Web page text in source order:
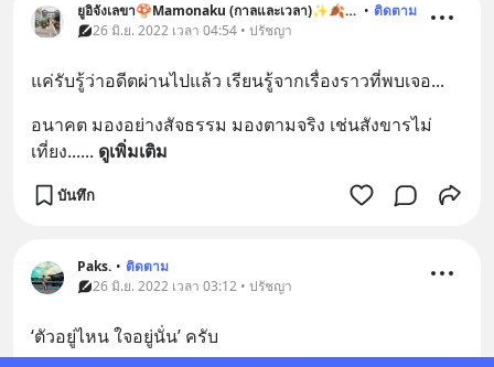
ยูอิจังเลขา🍄Mamonaku (กาลและเวลา)✨🍂🍃🐞🐶 • ติดตาม
26 มิ.ย. 2022 เวลา 04:54 • ปรัชญา
แค่รับรู้ว่าอดีตผ่านไปแล้ว เรียนรู้จากเรื่องราวที่พบเจอ...
อนาคต มองอย่างสัจธรรม มองตามจริง เช่นสังขารไม่
เที่ยง...... ดูเพิ่มเติม
บันทึก
Paks. • ติดตาม
26 มิ.ย. 2022 เวลา 03:12 • ปรัชญา
‘ตัวอยู่ไหน ใจอยู่นั่น’ ครับ